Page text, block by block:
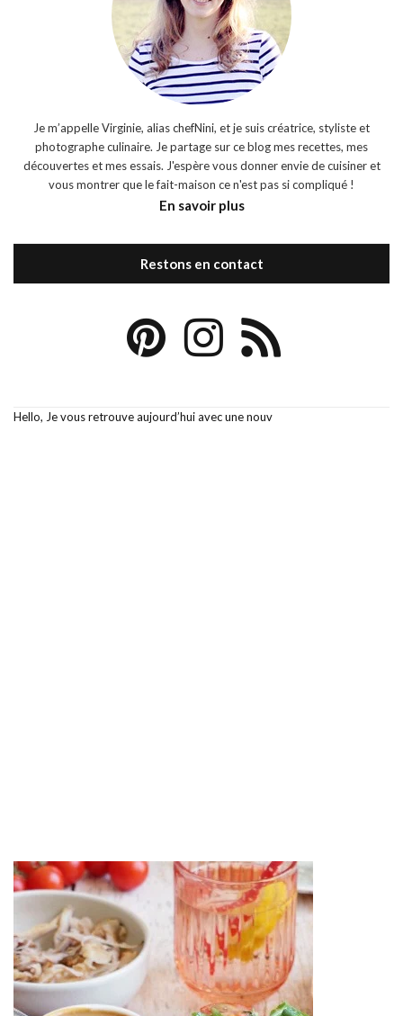
Je m’appelle Virginie, alias chefNini, et je suis créatrice, styliste et
photographe culinaire. Je partage sur ce blog mes recettes, mes
découvertes et mes essais. J'espère vous donner envie de cuisiner et
vous montrer que le fait-maison ce n'est pas si compliqué !
En savoir plus
Restons en contact
Hello, Je vous retrouve aujourd’hui avec une nouv